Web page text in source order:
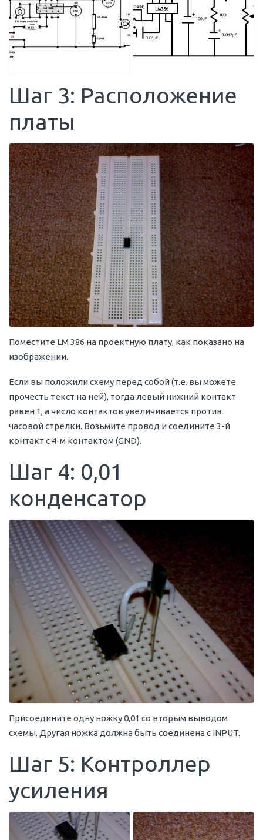
Шаг 3: Расположение
платы
Поместите LM 386 на проектную плату, как показано на
изображении.
Если вы положили схему перед собой (т.е. вы можете
прочесть текст на ней), тогда левый нижний контакт
равен 1, а число контактов увеличивается против
часовой стрелки. Возьмите провод и соедините 3-й
контакт с 4-м контактом (GND).
Шаг 4: 0,01
конденсатор
Присоедините одну ножку 0,01 со вторым выводом
схемы. Другая ножка должна быть соединена с INPUT.
Шаг 5: Контроллер
усиления